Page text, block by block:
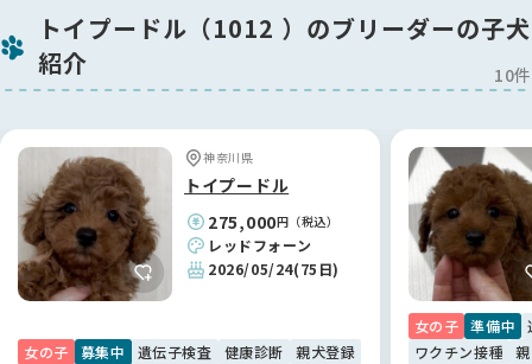
トイプードル（1012 ）のブリーダーの子犬
紹介
10件
神奈川県
トイプードル
275,000円（税込）
レッドフォーン
2026/05/24(75日)
女の子 募集中 遺伝子検査 健康診断 親犬登録
女の子 準備中
ワクチン接種